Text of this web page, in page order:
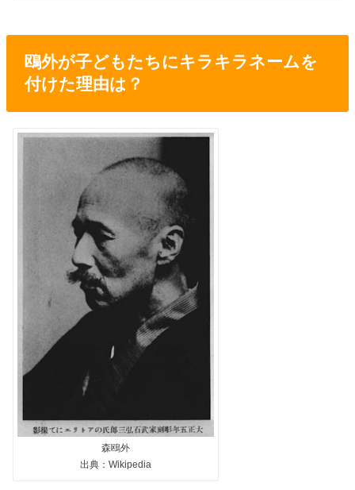
鴎外が子どもたちにキラキラネームを
付けた理由は？
森鴎外
出典：Wikipedia